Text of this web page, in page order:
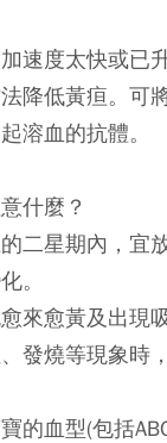
速度太快或已
降低黃疸。可
溶血的抗體。
什麼？
二星期內，宜
。
來愈黃及出現
發燒等現象時
的血型(包括